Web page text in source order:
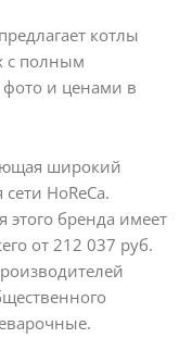
котлы
с полным
фото и ценами в
широкий
HoReCa.
этого бренда имеет
от 212 037 руб.